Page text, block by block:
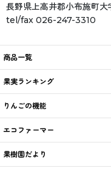
長野県上高井郡小布施町大
tel/fax 026-247-3310
商品一覧
果実ランキング
りんごの機能
エコファーマー
果樹園だより